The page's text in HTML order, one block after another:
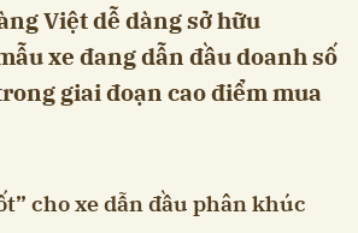
Việt dễ dàng sở hữu
xe đang dẫn đầu doanh số
giai đoạn cao điểm mua
cho xe dẫn đầu phân khúc